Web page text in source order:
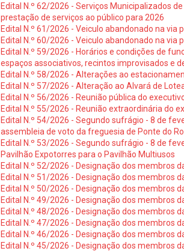
Edital N.º 62/2026 - Serviços Municipalizados
prestação de serviços ao público para 2026
Edital N.º 61/2026 - Veiculo abandonado na via
Edital N.º 60/2026 - Veiculo abandonado na via
Edital N.º 59/2026 - Horários e condições de
espaços associativos, recintos improvisados e
Edital N.º 58/2026 - Alterações ao
Edital N.º 57/2026 - Alteração ao Alvará de
Edital N.º 56/2026 - Reunião pública do
Edital N.º 55/2026 - Reunião extraordinária do
Edital N.º 54/2026 - Segundo sufrágio - 8 de
assembleia de voto da freguesia de Ponte do Rol
Edital N.º 53/2026 - Segundo sufrágio - 8 de
Pavilhão Expotorres para o Pavilhão Multiusos
Edital N.º 52/2026 - Designação dos membros
Edital N.º 51/2026 - Designação dos membros
Edital N.º 50/2026 - Designação dos membros
Edital N.º 49/2026 - Designação dos membros
Edital N.º 48/2026 - Designação dos membros
Edital N.º 47/2026 - Designação dos membros
Edital N.º 46/2026 - Designação dos membros
Edital N.º 45/2026 - Designação dos membros